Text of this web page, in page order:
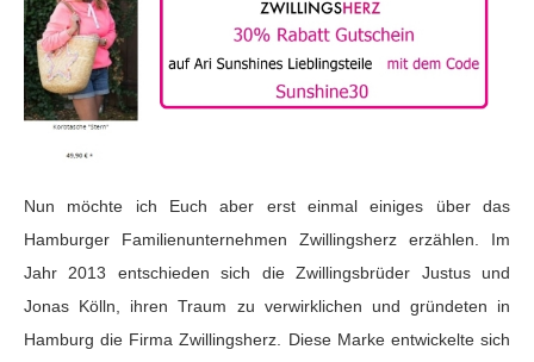
Nun möchte ich Euch aber erst einmal einiges über das
Hamburger Familienunternehmen Zwillingsherz erzählen. Im
Jahr 2013 entschieden sich die Zwillingsbrüder Justus und
Jonas Kölln, ihren Traum zu verwirklichen und gründeten in
Hamburg die Firma Zwillingsherz. Diese Marke entwickelte sich